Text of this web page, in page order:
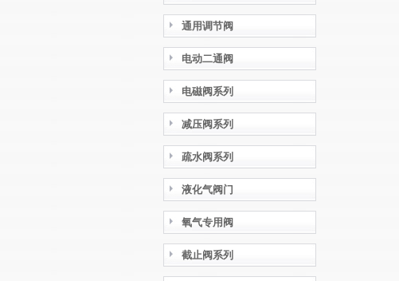
通用调节阀
电动二通阀
电磁阀系列
减压阀系列
疏水阀系列
液化气阀门
氧气专用阀
截止阀系列